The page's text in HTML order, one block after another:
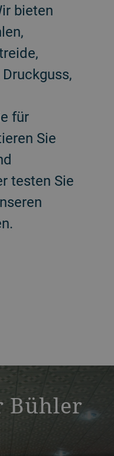
bieten
für
Sie
testen Sie
Bühler